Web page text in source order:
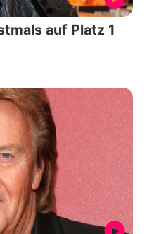
auf Platz 1